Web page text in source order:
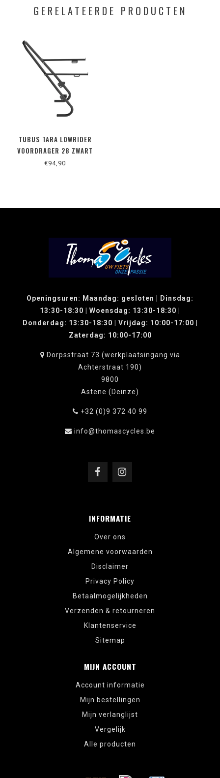
GERELATEERDE PRODUCTEN
TUBUS TARA LOWRIDER
VOORDRAGER 28 ZWART
€94,90
Openingsuren: Maandag: gesloten | Dinsdag:
13:30-18:30 | Woensdag: 13:30-18:30 |
Donderdag: 13:30-18:30 | Vrijdag: 10:00-17:00 |
Zaterdag: 10:00-17:00
Dorpsstraat 73 (werkplaatsingang via
Achterstraat 190)
9800
Astene (Deinze)
+32 (0)9 372 40 99
info@thomascycles.be
INFORMATIE
Over ons
Algemene voorwaarden
Disclaimer
Privacy Policy
Betaalmogelijkheden
Verzenden & retourneren
Klantenservice
Sitemap
MIJN ACCOUNT
Account informatie
Mijn bestellingen
Mijn verlanglijst
Vergelijk
Alle producten